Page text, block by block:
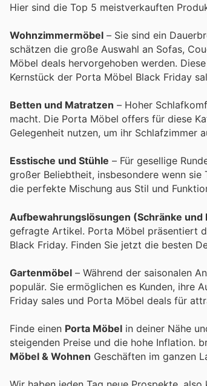
Hier sind die Top 5 meistverkauften
Wohnzimmermöbel – Sie sind ein
schätzen die große Auswahl an Sofas,
Möbel deals hervorgehoben werden.
Kernstück der Porta Möbel Black Friday
Betten und Matratzen – Hoher
macht. Die Porta Möbel offers für diese
Gelegenheit nutzen, um ihr Schlafzimmer
Esstische und Stühle – Für gesellige
großer Beliebtheit, insbesondere wenn
die perfekte Mischung aus Stil und
Aufbewahrungslösungen (Schränke und
gefragte Artikel. Porta Möbel präsentiert
Black Friday. Finden Sie jetzt die besten
Gartenmöbel – Während der saisonalen
populär. Sie ermöglichen es Kunden, ihre
Friday sales und Porta Möbel deals für
Finde einen Porta Möbel in deiner Nähe
steigenden Preise und die hohe Inflation.
Möbel & Wohnen Geschäften im ganzen